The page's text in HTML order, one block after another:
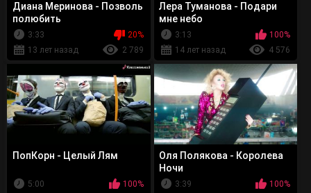
Диана Меринова - Позволь
полюбить
3:33
20%
13 лет назад
2 789
Лера Туманова - Подари
мне небо
3:13
100%
14 лет назад
4 576
ПопКорн - Целый Лям
5:00
100%
Оля Полякова - Королева
Ночи
3:39
100%